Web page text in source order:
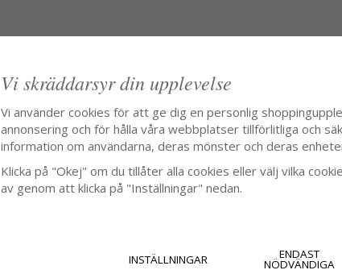
Vi skräddarsyr din upplevelse
Vi använder cookies för att ge dig en personlig
annonsering och för hålla våra webbplatser tillförlitliga och
information om användarna, deras mönster och deras
Klicka på "Okej" om du tillåter alla cookies eller välj vilka
av genom att klicka på "Inställningar" nedan.
INSTÄLLNINGAR ENDAST
NÖDVÄNDIGA